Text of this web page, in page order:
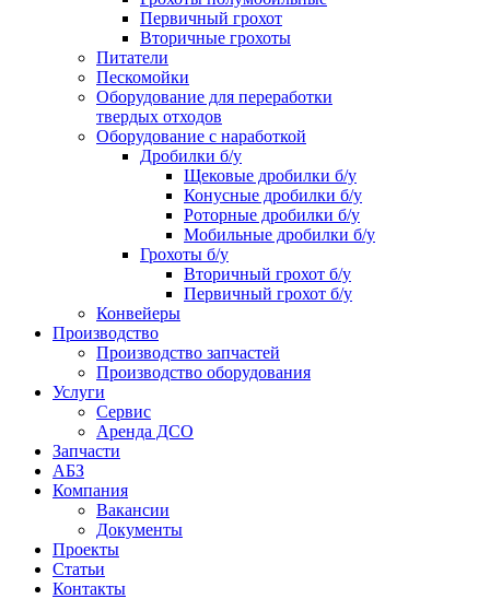
Первичный грохот
Вторичные грохоты
Питатели
Пескомойки
Оборудование для переработки
твердых отходов
Оборудование с наработкой
Дробилки б/у
Щековые дробилки б/у
Конусные дробилки б/у
Роторные дробилки б/у
Мобильные дробилки б/у
Грохоты б/у
Вторичный грохот б/у
Первичный грохот б/у
Конвейеры
Производство
Производство запчастей
Производство оборудования
Услуги
Сервис
Аренда ДСО
Запчасти
АБЗ
Компания
Вакансии
Документы
Проекты
Статьи
Контакты